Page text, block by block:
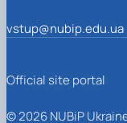
vstup@nubip.edu.ua
Official site portal
© 2026 NUBiP